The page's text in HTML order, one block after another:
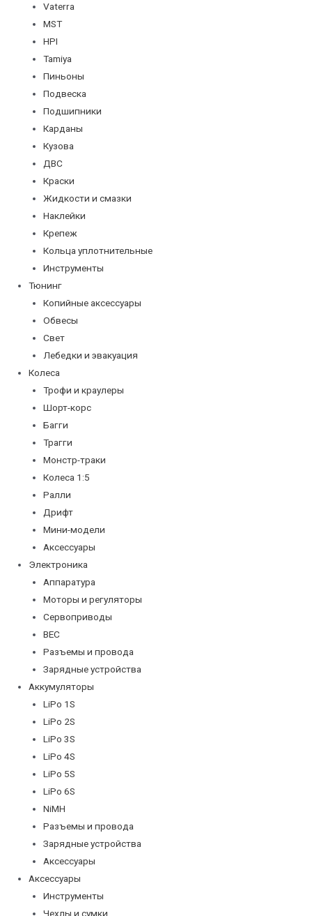
Vaterra
MST
HPI
Tamiya
Пиньоны
Подвеска
Подшипники
Карданы
Кузова
ДВС
Краски
Жидкости и смазки
Наклейки
Крепеж
Кольца уплотнительные
Инструменты
Тюнинг
Копийные аксессуары
Обвесы
Свет
Лебедки и эвакуация
Колеса
Трофи и краулеры
Шорт-корс
Багги
Трагги
Монстр-траки
Колеса 1:5
Ралли
Дрифт
Мини-модели
Аксессуары
Электроника
Аппаратура
Моторы и регуляторы
Сервоприводы
BEC
Разъемы и провода
Зарядные устройства
Аккумуляторы
LiPo 1S
LiPo 2S
LiPo 3S
LiPo 4S
LiPo 5S
LiPo 6S
NiMH
Разъемы и провода
Зарядные устройства
Аксессуары
Аксессуары
Инструменты
Чехлы и сумки